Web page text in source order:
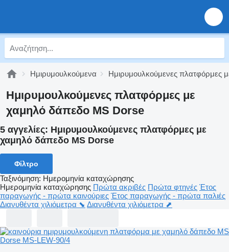
Ημιρυμουλκούμενα Ημιρυμουλκούμενες πλατφόρμες
Ημιρυμουλκούμενες πλατφόρμες με
χαμηλό δάπεδο MS Dorse
5 αγγελίες: Ημιρυμουλκούμενες πλατφόρμες με
χαμηλό δάπεδο MS Dorse
Φίλτρο
Ταξινόμηση: Ημερομηνία καταχώρησης
Ημερομηνία καταχώρησης Πρώτα ακριβές Πρώτα φτηνές Έτος
παραγωγής - πρώτα καινούριες Έτος παραγωγής - πρώτα παλιές
Διανυθέντα χιλιόμετρα ⬊ Διανυθέντα χιλιόμετρα ⬈